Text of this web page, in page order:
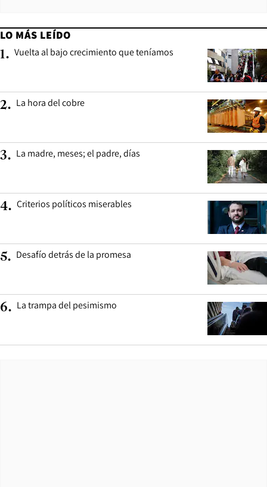
LO MÁS LEÍDO
1. Vuelta al bajo crecimiento que teníamos
2. La hora del cobre
3. La madre, meses; el padre, días
4. Criterios políticos miserables
5. Desafío detrás de la promesa
6. La trampa del pesimismo